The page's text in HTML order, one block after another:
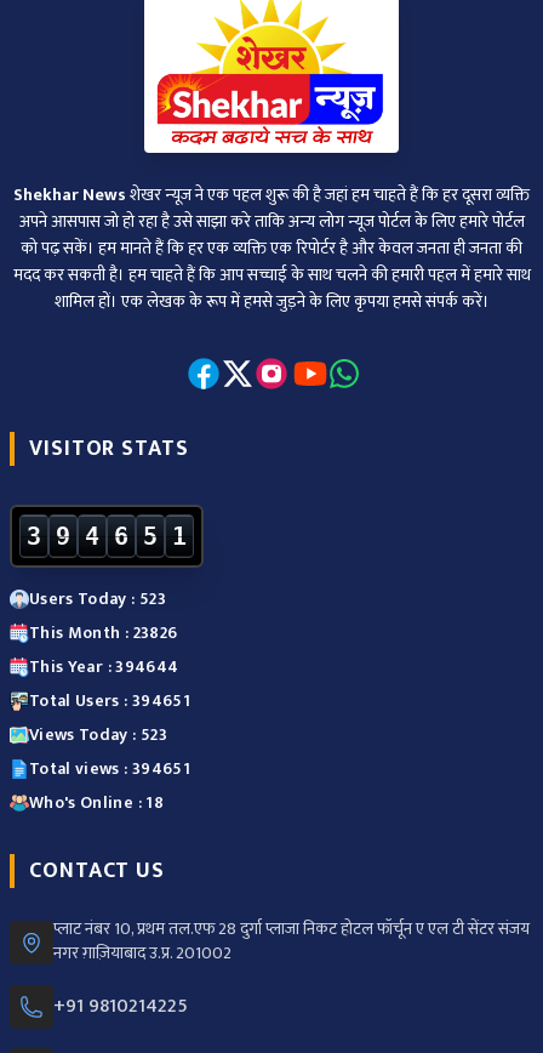
Shekhar Newsशेखर न्‍यूज ने एक पहल शुरू की है जहां हम चाहते हैं कि हर दूसरा व्‍यक्ति
अपने आसपास जो हो रहा है उसे साझा करे ताकि अन्‍य लोग न्‍यूज पोर्टल के लिए हमारे पोर्टल
को पढ़ सकें। हम मानते हैं कि हर एक व्यक्ति एक रिपोर्टर है और केवल जनता ही जनता की
मदद कर सकती है। हम चाहते हैं कि आप सच्चाई के साथ चलने की हमारी पहल में हमारे साथ
शामिल हों। एक लेखक के रूप में हमसे जुड़ने के लिए कृपया हमसे संपर्क करें।
VISITOR STATS
3 9 4 6 5 1
Users Today : 523
This Month : 23826
This Year : 394644
Total Users : 394651
Views Today : 523
Total views : 394651
Who's Online : 18
CONTACT US
प्लाट नंबर 10, प्रथम तल.एफ 28 दुर्गा प्लाजा निकट होटल फॉर्चून ए एल टी सेंटर संजय
नगर ग़ाज़ियाबाद उ.प्र. 201002
+91 9810214225